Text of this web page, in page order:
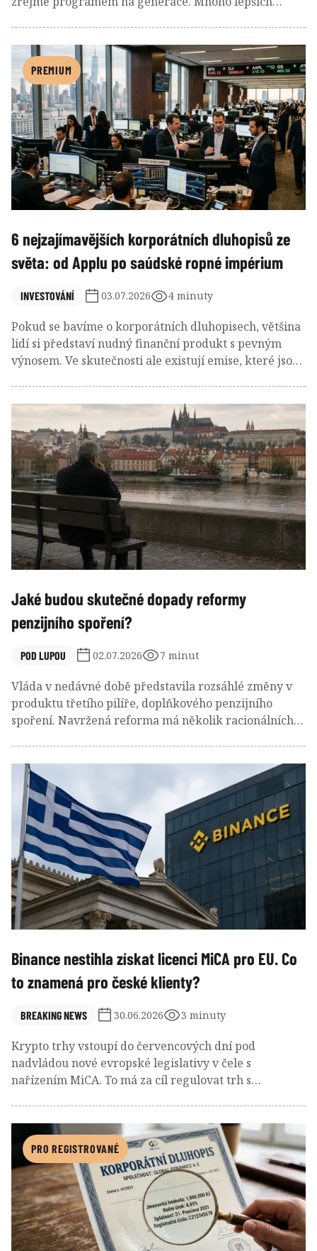
portfolia asi neexistuje.
PREMIUM
6 nejzajímavějších korporátních dluhopisů ze
světa: od Applu po saúdské ropné impérium
INVESTOVÁNÍ 03.07.2026 4 minuty
Pokud se bavíme o korporátních dluhopisech, většina
lidí si představí nudný finanční produkt s pevným
výnosem. Ve skutečnosti ale existují emise, které jsou
zajímavý poměr výnosu a rizika nebo neobvyklý
příběh.
Jaké budou skutečné dopady reformy
penzijního spoření?
POD LUPOU 02.07.2026 7 minut
Vláda v nedávné době představila rozsáhlé změny v
produktu třetího pilíře, doplňkového penzijního
spoření. Navržená reforma má několik racionálních
mladších lidí a zlepšit dlouhodobý čistý výnos
penzijních úspor. Tyto cíle jsou legitimní. Nižší
poplatky samy o sobě ale nejsou dostačující kritérium
úspěchu.
Binance nestihla získat licenci MiCA pro EU. Co
to znamená pro české klienty?
BREAKING NEWS 30.06.2026 3 minuty
Krypto trhy vstoupí do červencových dní pod
nadvládou nové evropské legislativy v čele s
nařízením MiCA. To má za cíl regulovat trh s
po přechodném období. Binance ale svůj termín
prošvihla a její klienti, včetně těch českých, začínají
mít obavy o svůj majetek. Co se ale ve skutečnosti
změní pro české klienty a jejich portfolia?
PRO REGISTROVANÉ